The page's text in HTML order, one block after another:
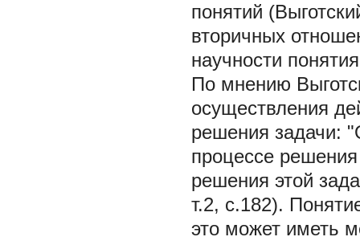
понятий
вторичных
научности
По мнению
осуществления
решения задачи:
процессе решения
решения этой
т.2, с.182).
это может иметь